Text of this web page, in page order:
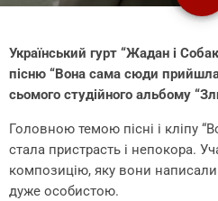
Український гурт “Жадан і
пісню “Вона сама сюди
сьомого студійного альбому
Головною темою пісні і кліпу
стала пристрасть і непокора.
композицію, яку вони
дуже особистою.